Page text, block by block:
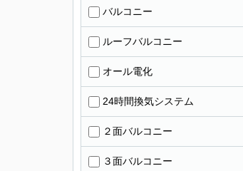
バルコニー
ルーフバルコニー
オール電化
24時間換気システム
２面バルコニー
３面バルコニー